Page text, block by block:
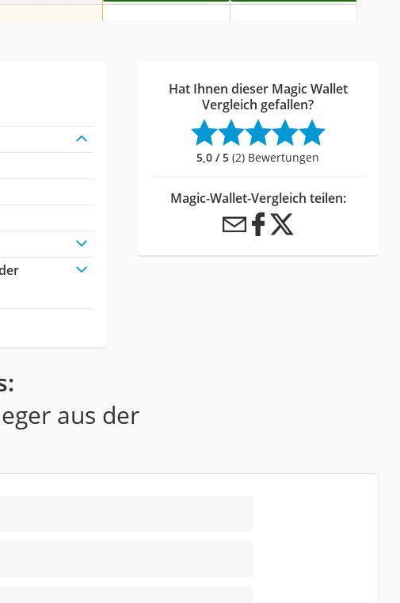
Hat Ihnen dieser Magic Wallet
Vergleich gefallen?
5,0 / 5 (2) Bewertungen
Magic-Wallet-Vergleich teilen:
aus der